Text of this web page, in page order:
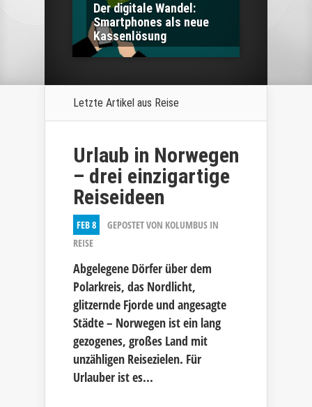
Der digitale Wandel:
Smartphones als neue
Kassenlösung
Letzte Artikel aus Reise
Urlaub in Norwegen
– drei einzigartige
Reiseideen
FEB 8 GEPOSTET VON KOLUMBUS IN
REISE
Abgelegene Dörfer über dem
Polarkreis, das Nordlicht,
glitzernde Fjorde und angesagte
Städte – Norwegen ist ein lang
gezogenes, großes Land mit
unzähligen Reisezielen. Für
Urlauber ist es...